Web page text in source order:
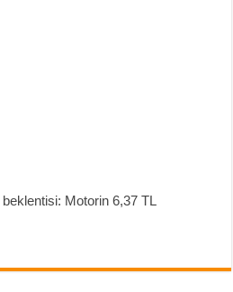
Motorin 6,37 TL